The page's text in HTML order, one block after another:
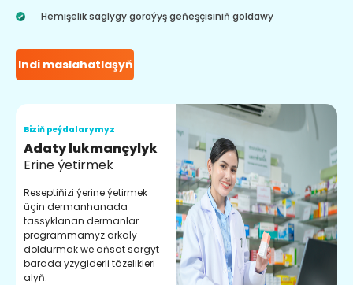
Hemişelik saglygy goraýyş geňeşçisiniň goldawy
Indi maslahatlaşyň
Biziň peýdalarymyz
Adaty lukmançylyk
Erine ýetirmek
Reseptiňizi ýerine ýetirmek
üçin dermanhanada
tassyklanan dermanlar.
programmamyz arkaly
doldurmak we aňsat sargyt
barada yzygiderli täzelikleri
alyň.